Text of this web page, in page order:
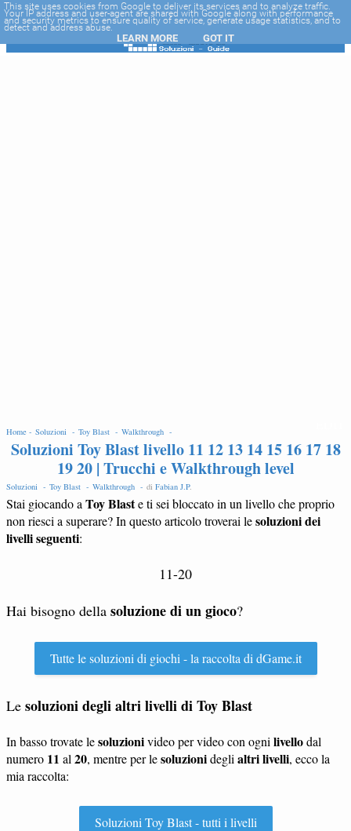
-->
Home - Soluzioni - Toy Blast - Walkthrough -
Soluzioni Toy Blast livello 11 12 13 14 15 16 17 18
19 20 | Trucchi e Walkthrough level
Soluzioni - Toy Blast - Walkthrough - di Fabian J.P.
Stai giocando a Toy Blaste ti sei bloccato in un livello che proprio
non riesci a superare? In questo articolo troverai lesoluzioni dei
livelli seguenti:
11-20
Hai bisogno della soluzione di un gioco?
Tutte le soluzioni di giochi - la raccolta di dGame.it
Le soluzioni degli altri livelli di Toy Blast
In basso trovate lesoluzionivideo per video con ogni livellodal
numero 11 al 20, mentre per lesoluzionidegli altri livelli, ecco la
mia raccolta:
Soluzioni Toy Blast - tutti i livelli
This site uses cookies from Google to deliver its services and to analyze traffic.
Your IP address and user-agent are shared with Google along with performance
and security metrics to ensure quality of service, generate usage statistics, and to
detect and address abuse.
LEARN MORE GOT IT